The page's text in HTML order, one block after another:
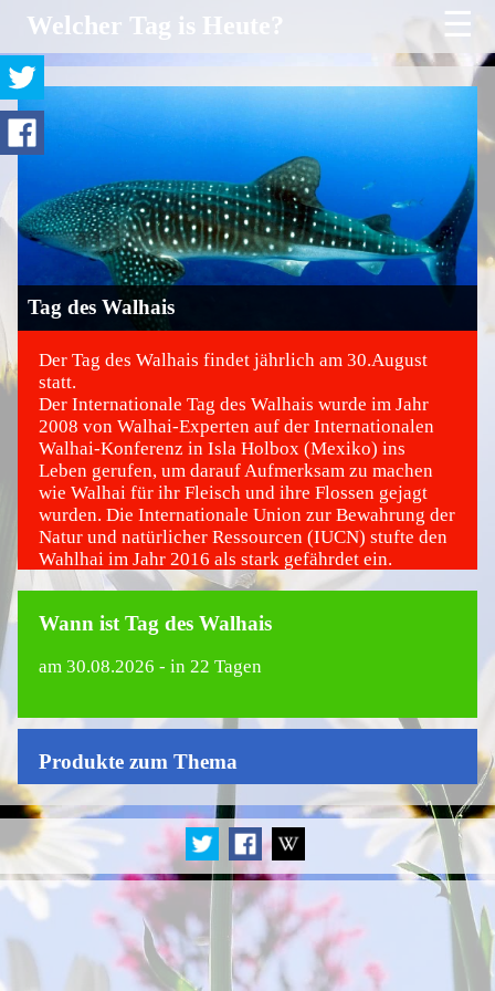
Welcher Tag is Heute? ☰
Tag des Walhais
©
Der Tag des Walhais findet jährlich am 30.August
statt.
Der Internationale Tag des Walhais wurde im Jahr
2008 von Walhai-Experten auf der Internationalen
Walhai-Konferenz in Isla Holbox (Mexiko) ins
Leben gerufen, um darauf Aufmerksam zu machen
wie Walhai für ihr Fleisch und ihre Flossen gejagt
wurden. Die Internationale Union zur Bewahrung der
Natur und natürlicher Ressourcen (IUCN) stufte den
Wahlhai im Jahr 2016 als stark gefährdet ein.
Wann ist Tag des Walhais
am 30.08.2026 - in 22 Tagen
Produkte zum Thema